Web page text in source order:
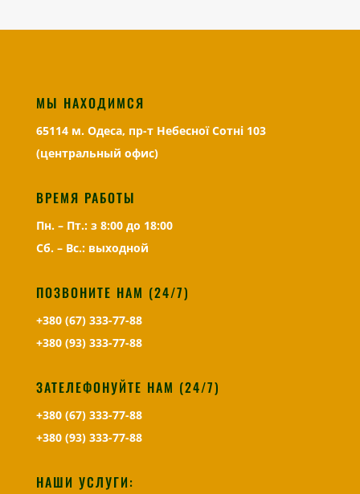
МЫ НАХОДИМСЯ
65114 м. Одеса, пр-т Небесної Сотні 103
(центральный офис)
ВРЕМЯ РАБОТЫ
Пн. – Пт.: з 8:00 до 18:00
Сб. – Вс.: выходной
ПОЗВОНИТЕ НАМ (24/7)
+380 (67) 333-77-88
+380 (93) 333-77-88
ЗАТЕЛЕФОНУЙТЕ НАМ (24/7)
+380 (67) 333-77-88
+380 (93) 333-77-88
НАШИ УСЛУГИ: